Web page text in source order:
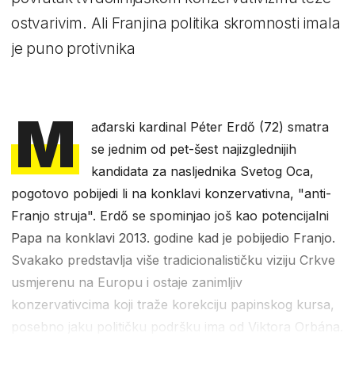
ostvarivim. Ali Franjina politika skromnosti imala
je puno protivnika
M
ađarski kardinal Péter Erdő (72) smatra
se jednim od pet-šest najizglednijih
kandidata za nasljednika Svetog Oca,
pogotovo pobijedi li na konklavi konzervativna, "anti-
Franjo struja". Erdő se spominjao još kao potencijalni
Papa na konklavi 2013. godine kad je pobijedio Franjo.
Svakako predstavlja više tradicionalističku viziju Crkve
usmjerenu na Europu i ostaje zanimljiv
konzervativcima koji traže korekciju papinskog kursa,
posebno jaku političku podršku ima od Viktora Orbána.